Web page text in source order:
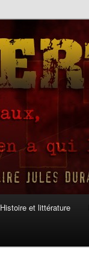
Histoire et littérature